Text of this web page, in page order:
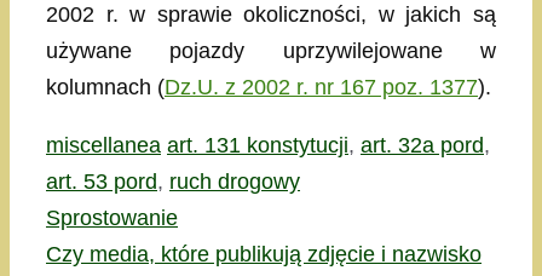
2002 r. w sprawie okoliczności, w jakich są
używane pojazdy uprzywilejowane w
kolumnach (Dz.U. z 2002 r. nr 167 poz. 1377).
Kategorie
miscellanea Tagi
art. 131 konstytucji, art. 32a pord,
art. 53 pord, ruch drogowy
Sprostowanie
Czy media, które publikują zdjęcie i nazwisko